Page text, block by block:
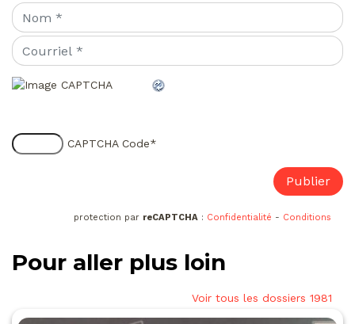
CAPTCHA Code*
protection par reCAPTCHA : Confidentialité - Conditions
Pour aller plus loin
Voir tous les dossiers 1981